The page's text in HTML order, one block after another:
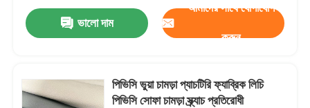
ভালো দাম
আমাদের সাথে যোগাযোগ
করুন
পিভিসি ভুয়া চামড়া প্যাচটিরি ফ্যাব্রিক লিচি
পিভিসি সোফা চামড়া স্ক্র্যাচ প্রতিরোধী